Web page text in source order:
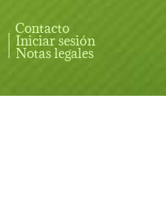
User account menu
Contacto
Iniciar sesión
Notas legales